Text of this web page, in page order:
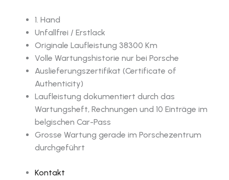
1. Hand
Unfallfrei / Erstlack
Originale Laufleistung 38300 Km
Volle Wartungshistorie nur bei Porsche
Auslieferungszertifikat (Certificate of
Authenticity)
Laufleistung dokumentiert durch das
Wartungsheft, Rechnungen und 10 Einträge im
belgischen Car-Pass
Grosse Wartung gerade im Porschezentrum
durchgeführt
Kontakt